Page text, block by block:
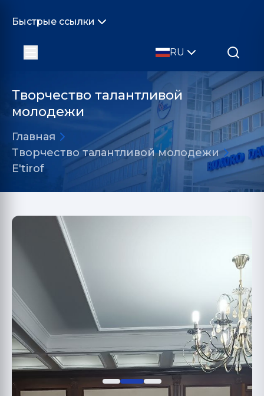
Быстрые ссылки
RU
Творчество талантливой
молодежи
Главная
Творчество талантливой молодежи
E'tirof